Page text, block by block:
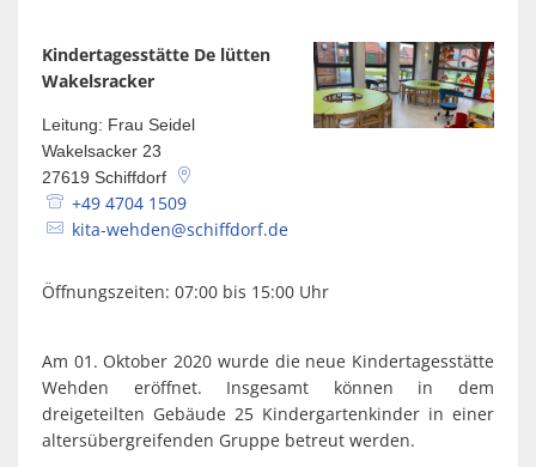
Kindertagesstätten
Kindertagesstätte De lütten
Wakelsracker
Leitung: Frau Seidel
Wakelsacker 23
27619 Schiffdorf
+49 4704 1509
kita-wehden@schiffdorf.de
Öffnungszeiten: 07:00 bis 15:00 Uhr
Am 01. Oktober 2020 wurde die neue Kindertagesstätte
Wehden eröffnet. Insgesamt können in dem
dreigeteilten Gebäude 25 Kindergartenkinder in einer
altersübergreifenden Gruppe betreut werden.